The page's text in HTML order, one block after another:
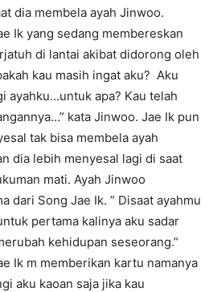
dia membela ayah Jinwoo.
Ik yang sedang membereskan
di lantai akibat didorong oleh
kau masih ingat aku? Aku
ayahku…untuk apa? Kau telah
kata Jinwoo. Jae Ik pun
tak bisa membela ayah
dia lebih menyesal lagi di saat
mati. Ayah Jinwoo
dari Song Jae Ik. ” Disaat ayahmu
pertama kalinya aku sadar
kehidupan seseorang.”
Ik m memberikan kartu namanya
aku kaoan saja jika kau